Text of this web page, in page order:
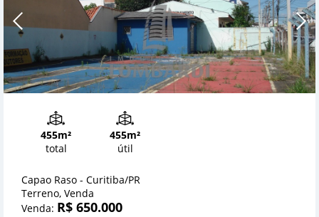
455m²
total
455m²
útil
Capao Raso - Curitiba/PR
Terreno, Venda
Venda: R$ 650.000